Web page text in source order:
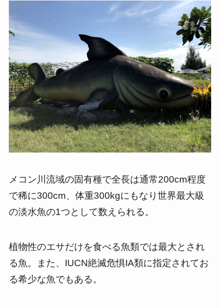
メコン川流域の固有種で全長は通常200cm程度
で稀に300cm、体重300kgにもなり世界最大級
の淡水魚の1つとして数えられる。
植物性のエサだけを食べる魚類では最大とされ
る魚。また、IUCN絶滅危惧IA類に指定されてお
る希少な魚でもある。